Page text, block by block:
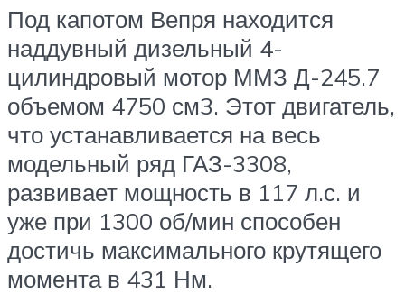
Под капотом Вепря находится
наддувный дизельный 4-
цилиндровый мотор ММЗ Д-245.7
объемом 4750 см3. Этот двигатель,
что устанавливается на весь
модельный ряд ГАЗ-3308,
развивает мощность в 117 л.с. и
уже при 1300 об/мин способен
достичь максимального крутящего
момента в 431 Нм.